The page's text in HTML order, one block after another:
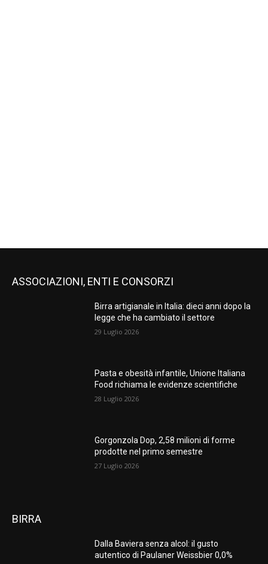
ASSOCIAZIONI, ENTI E CONSORZI
Birra artigianale in Italia: dieci anni dopo la
legge che ha cambiato il settore
29 Luglio 2026
Pasta e obesità infantile, Unione Italiana
Food richiama le evidenze scientifiche
28 Luglio 2026
Gorgonzola Dop, 2,58 milioni di forme
prodotte nel primo semestre
27 Luglio 2026
BIRRA
Dalla Baviera senza alcol: il gusto
autentico di Paulaner Weissbier 0,0%